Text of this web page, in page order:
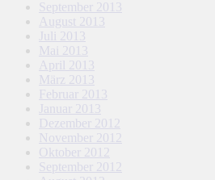
September 2013
August 2013
Juli 2013
Mai 2013
April 2013
März 2013
Februar 2013
Januar 2013
Dezember 2012
November 2012
Oktober 2012
September 2012